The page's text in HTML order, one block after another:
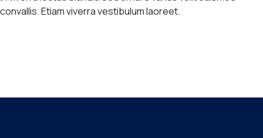
convallis. Etiam viverra vestibulum laoreet.